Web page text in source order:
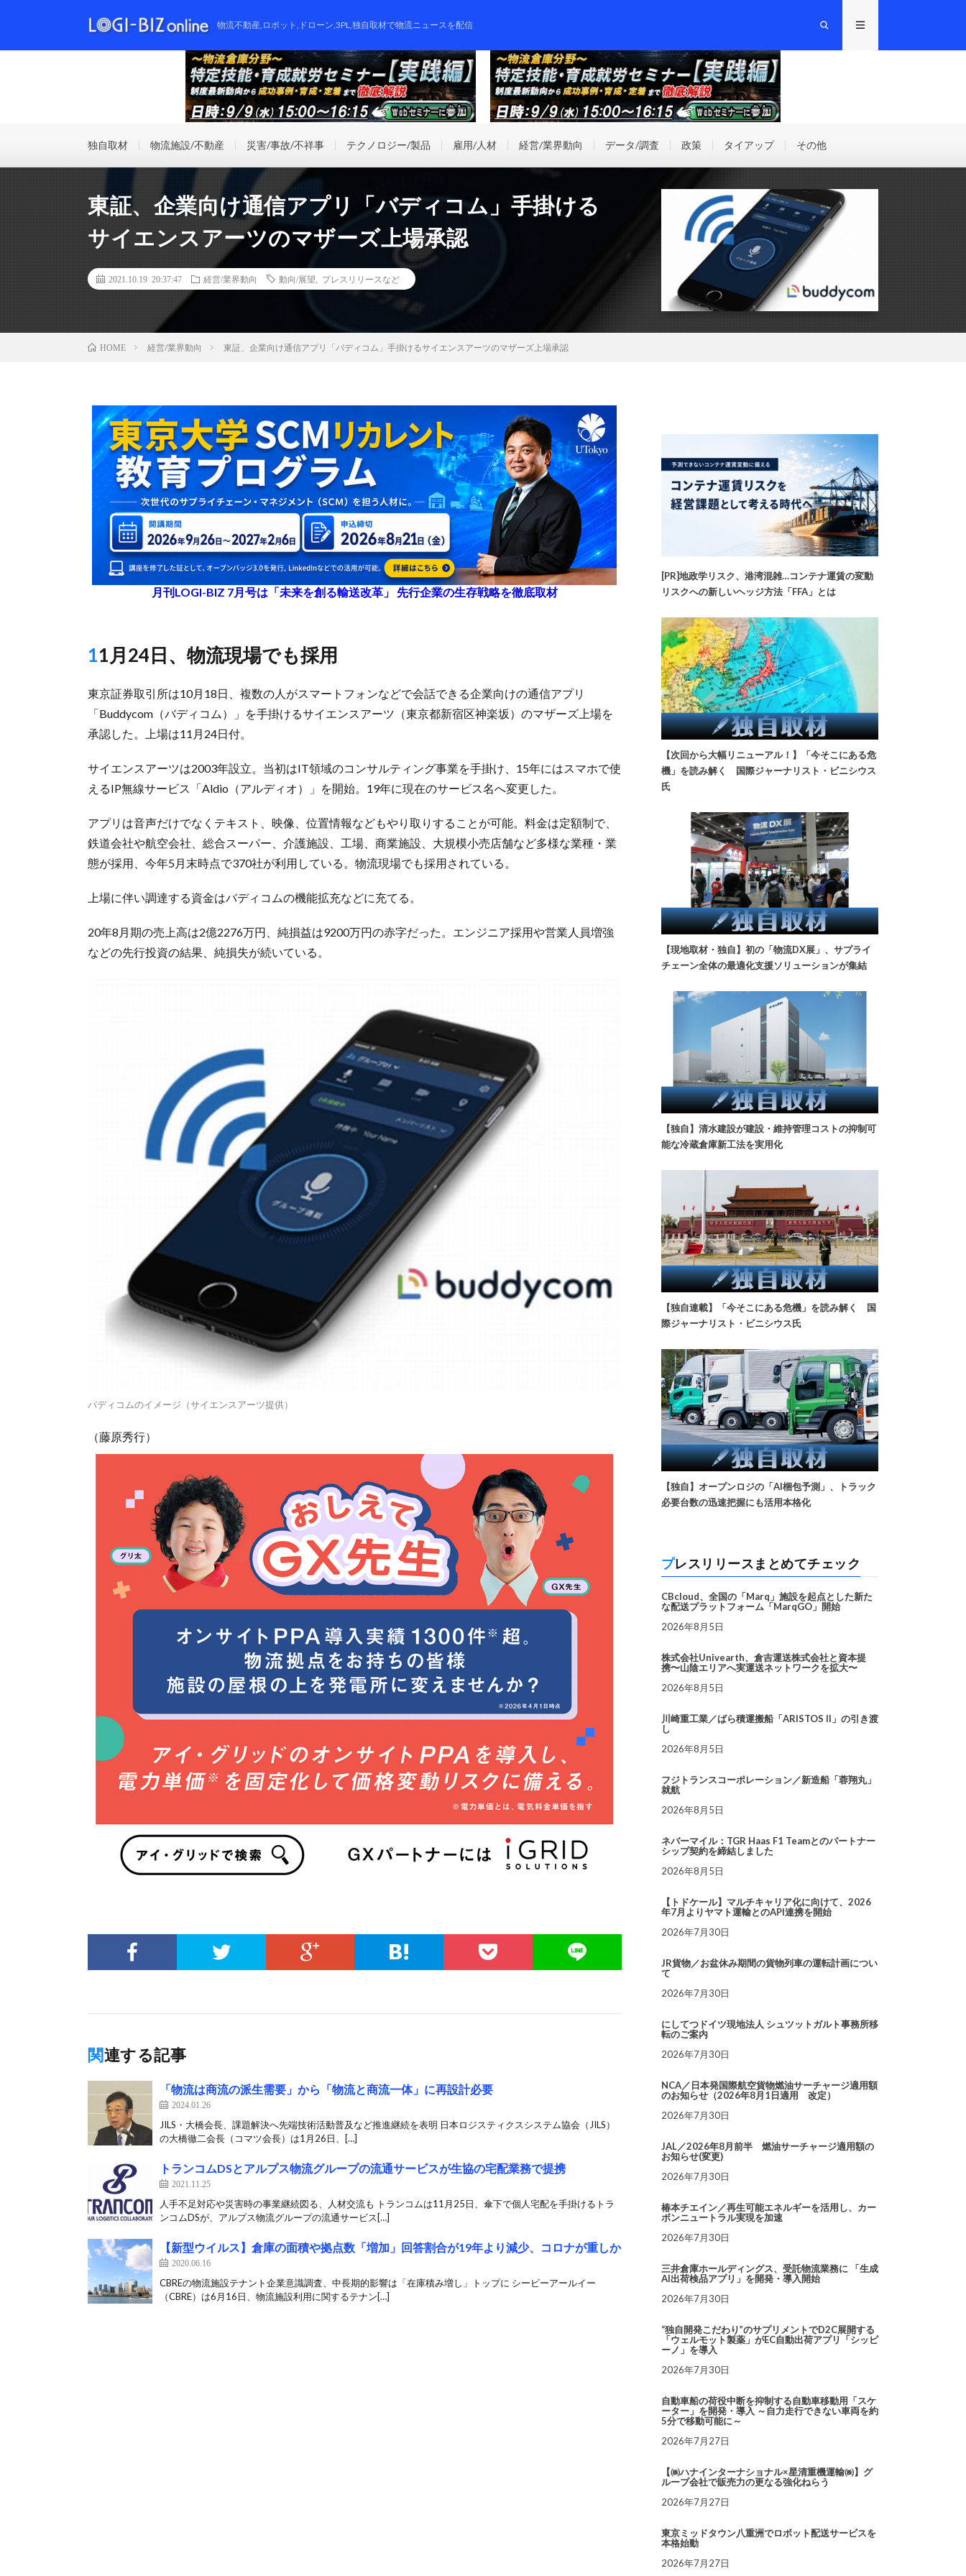
物流不動産,ロボット,ドローン,3PL,独自取材で物流ニュースを配信
独自取材 物流施設/不動産 災害/事故/不祥事 テクノロジー/製品 雇用/人材 経営/業界動向 データ/調査 政策 タイアップ その他
東証、企業向け通信アプリ「バディコム」手掛ける
サイエンスアーツのマザーズ上場承認
2021.10.19 20:37:47 経営/業界動向 動向/展望 プレスリリースなど
HOME 経営/業界動向 東証、企業向け通信アプリ「バディコム」手掛けるサイエンスアーツのマザーズ上場承認
月刊LOGI-BIZ 7月号は「未来を創る輸送改革」 先行企業の生存戦略を徹底取材
11月24日、物流現場でも採用
東京証券取引所は10月18日、複数の人がスマートフォンなどで会話できる企業向けの通信アプリ
「Buddycom（バディコム）」を手掛けるサイエンスアーツ（東京都新宿区神楽坂）のマザーズ上場を
承認した。上場は11月24日付。
サイエンスアーツは2003年設立。当初はIT領域のコンサルティング事業を手掛け、15年にはスマホで使
えるIP無線サービス「Aldio（アルディオ）」を開始。19年に現在のサービス名へ変更した。
アプリは音声だけでなくテキスト、映像、位置情報などもやり取りすることが可能。料金は定額制で、
鉄道会社や航空会社、総合スーパー、介護施設、工場、商業施設、大規模小売店舗など多様な業種・業
態が採用、今年5月末時点で370社が利用している。物流現場でも採用されている。
上場に伴い調達する資金はバディコムの機能拡充などに充てる。
20年8月期の売上高は2億2276万円、純損益は9200万円の赤字だった。エンジニア採用や営業人員増強
などの先行投資の結果、純損失が続いている。
バディコムのイメージ（サイエンスアーツ提供）
（藤原秀行）
関連する記事
「物流は商流の派生需要」から「物流と商流一体」に再設計必要
2024.01.26
JILS・大橋会長、課題解決へ先端技術活動普及など推進継続を表明 日本ロジスティクスシステム協会（JILS）
の大橋徹二会長（コマツ会長）は1月26日、[…]
トランコムDSとアルプス物流グループの流通サービスが生協の宅配業務で提携
2021.11.25
人手不足対応や災害時の事業継続図る、人材交流も トランコムは11月25日、傘下で個人宅配を手掛けるトラ
ンコムDSが、アルプス物流グループの流通サービス[…]
【新型ウイルス】倉庫の面積や拠点数「増加」回答割合が19年より減少、コロナが重しか
2020.06.16
CBREの物流施設テナント企業意識調査、中長期的影響は「在庫積み増し」トップに シービーアールイー
（CBRE）は6月16日、物流施設利用に関するテナン[…]
[PR]地政学リスク、港湾混雑…コンテナ運賃の変動
リスクへの新しいヘッジ方法「FFA」とは
【次回から大幅リニューアル！】「今そこにある危
機」を読み解く 国際ジャーナリスト・ビニシウス
氏
【現地取材・独自】初の「物流DX展」、サプライ
チェーン全体の最適化支援ソリューションが集結
【独自】清水建設が建設・維持管理コストの抑制可
能な冷蔵倉庫新工法を実用化
【独自連載】「今そこにある危機」を読み解く 国
際ジャーナリスト・ビニシウス氏
【独自】オープンロジの「AI梱包予測」、トラック
必要台数の迅速把握にも活用本格化
プレスリリースまとめてチェック
CBcloud、全国の「Marq」施設を起点とした新た
な配送プラットフォーム「MarqGO」開始
2026年8月5日
株式会社Univearth、倉吉運送株式会社と資本提
携〜山陰エリアへ実運送ネットワークを拡大〜
2026年8月5日
川崎重工業／ばら積運搬船「ARISTOS II」の引き渡
し
2026年8月5日
フジトランスコーポレーション／新造船「蓉翔丸」
就航
2026年8月5日
ネバーマイル：TGR Haas F1 Teamとのパートナー
シップ契約を締結しました
2026年8月5日
【トドケール】マルチキャリア化に向けて、2026
年7月よりヤマト運輸とのAPI連携を開始
2026年7月30日
JR貨物／お盆休み期間の貨物列車の運転計画につい
て
2026年7月30日
にしてつドイツ現地法人 シュツットガルト事務所移
転のご案内
2026年7月30日
NCA／日本発国際航空貨物燃油サーチャージ適用額
のお知らせ（2026年8月1日適用 改定）
2026年7月30日
JAL／2026年8月前半 燃油サーチャージ適用額の
お知らせ(変更)
2026年7月30日
椿本チエイン／再生可能エネルギーを活用し、カー
ボンニュートラル実現を加速
2026年7月30日
三井倉庫ホールディングス、受託物流業務に 「生成
AI出荷検品アプリ」を開発・導入開始
2026年7月30日
“独自開発こだわり”のサプリメントでD2C展開する
「ウェルモット製薬」がEC自動出荷アプリ「シッピ
ーノ」を導入
2026年7月30日
自動車船の荷役中断を抑制する自動車移動用「スケ
ーター」を開発・導入 ～自力走行できない車両を約
5分で移動可能に～
2026年7月27日
【㈱ハナインターナショナル×星清重機運輸㈱】グ
ループ会社で販売力の更なる強化ねらう
2026年7月27日
東京ミッドタウン八重洲でロボット配送サービスを
本格始動
2026年7月27日